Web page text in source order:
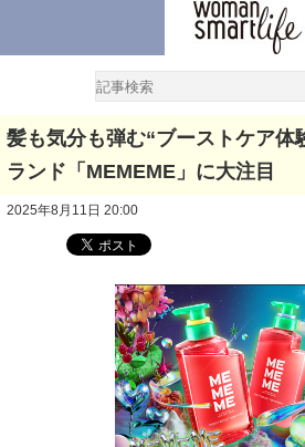
髪も気分も弾む“ブーストケア体
ランド「MEMEME」に大注目
2025年8月11日 20:00